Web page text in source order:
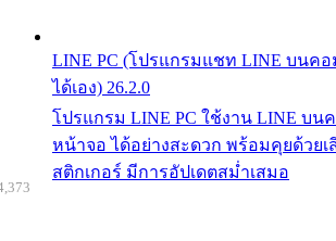
LINE PC (โปรแกรมแชท LINE บนคอ
ได้เอง) 26.2.0
โปรแกรม LINE PC ใช้งาน LINE บน
หน้าจอ ได้อย่างสะดวก พร้อมคุยด้วยเ
สติกเกอร์ มีการอัปเดตสม่ำเสมอ